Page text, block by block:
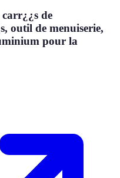
de
outil de menuiserie,
pour la